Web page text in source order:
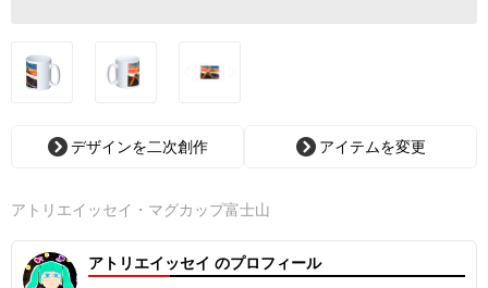
デザインを二次創作 アイテムを変更
アトリエイッセイ・マグカップ富士山
アトリエイッセイ のプロフィール